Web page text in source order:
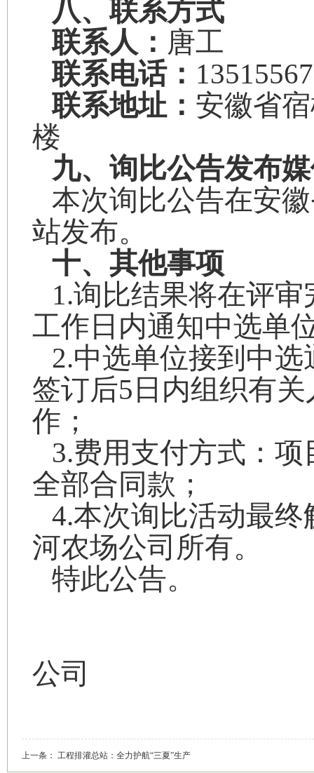
八、联系方式
联系人： 唐工
联系电话：
联系地址： 安徽省
楼
九、询比公告发布
本次询比公告在安
站发布。
十、其他事项
1.询比结果将在评
工作日内通知中选单
2.中选单位接到中
签订后5日内组织有
作；
3.费用支付方式：
全部合同款；
4.本次询比活动最
河农场公司所有。
特此公告。
公司
上一条： 工程排灌总站：全力护航“三夏”生产